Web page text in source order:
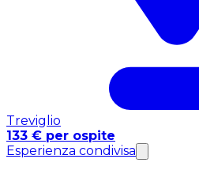
Treviglio
133 € per ospite
Esperienza condivisa